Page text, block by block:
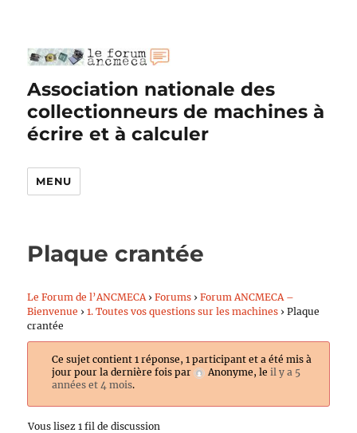
Association nationale des
collectionneurs de machines à
écrire et à calculer
MENU
Plaque crantée
Le Forum de l’ANCMECA › Forums › Forum ANCMECA –
Bienvenue › 1. Toutes vos questions sur les machines › Plaque
crantée
Ce sujet contient 1 réponse, 1 participant et a été mis à
jour pour la dernière fois par
Anonyme, le il y a 5
années et 4 mois.
Vous lisez 1 fil de discussion